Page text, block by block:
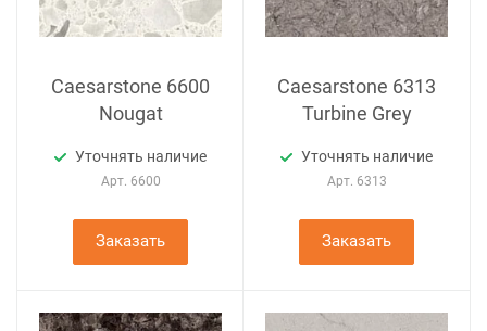
Caesarstone 6600
Nougat
Уточнять наличие
Арт. 6600
Заказать
Caesarstone 6313
Turbine Grey
Уточнять наличие
Арт. 6313
Заказать